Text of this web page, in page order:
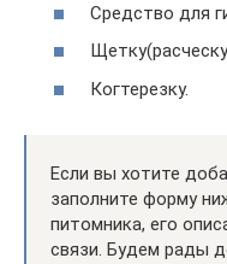
Средство для
Когтерезку.
Если вы хотите
заполните форму
питомника, его
связи. Будем рады